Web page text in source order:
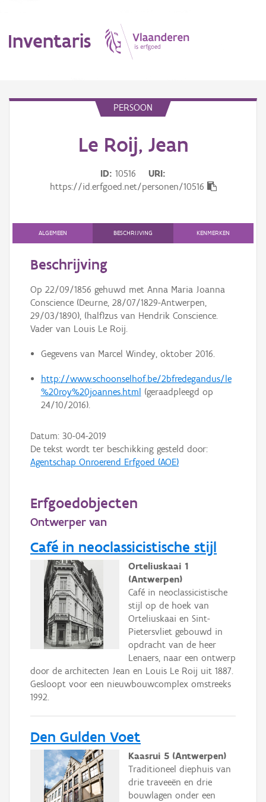
Inventaris
Thema
Persoon of collectief
Downloads
Hergebruik
Aanmelden
PERSOON
Le Roij, Jean
ID 10516
URI
https://id.erfgoed.net/personen/10516
ALGEMEEN BESCHRIJVING KENMERKEN
Beschrijving
Op 22/09/1856 gehuwd met Anna Maria Joanna
Conscience (Deurne, 28/07/1829-Antwerpen,
29/03/1890), (half)zus van Hendrik Conscience.
Vader van Louis Le Roij.
Gegevens van Marcel Windey, oktober 2016.
http://www.schoonselhof.be/2bfredegandus/le
%20roy%20joannes.html (geraadpleegd op
24/10/2016).
Datum: 30-04-2019
De tekst wordt ter beschikking gesteld door:
Agentschap Onroerend Erfgoed (AOE)
Erfgoedobjecten
Ontwerper van
Café in neoclassicistische stijl
Orteliuskaai 1
(Antwerpen)
Café in neoclassicistische
stijl op de hoek van
Orteliuskaai en Sint-
Pietersvliet gebouwd in
opdracht van de heer
Lenaers, naar een ontwerp
door de architecten Jean en Louis Le Roij uit 1887.
Gesloopt voor een nieuwbouwcomplex omstreeks
1992.
Den Gulden Voet
Kaasrui 5 (Antwerpen)
Traditioneel diephuis van
drie traveeën en drie
bouwlagen onder een